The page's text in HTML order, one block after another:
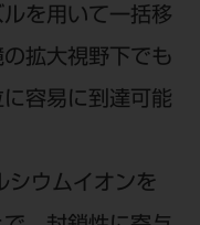
を用いて一括移
拡大視野下でも
容易に到達可能
シウムイオンを